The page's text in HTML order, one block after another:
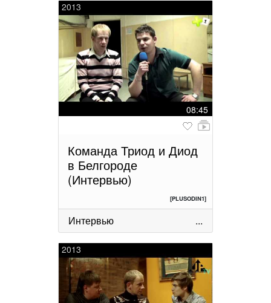
2013
08:45
Команда Триод и Диод
в Белгороде
(Интервью)
[PLUSODIN1]
Интервью ...
2013